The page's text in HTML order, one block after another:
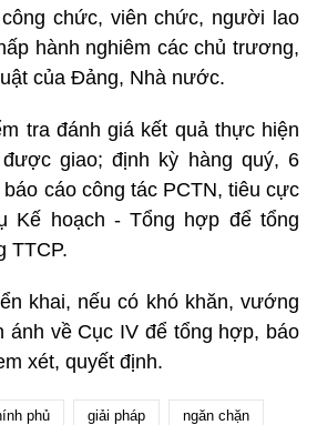
chức, viên chức, người lao
hành nghiêm các chủ trương,
của Đảng, Nhà nước.
tra đánh giá kết quả thực hiện
giao; định kỳ hàng quý, 6
cáo công tác PCTN, tiêu cực
Kế hoạch - Tổng hợp để tổng
TTCP.
khai, nếu có khó khăn, vướng
ánh về Cục IV để tổng hợp, báo
xét, quyết định.
phủ giải pháp ngăn chặn